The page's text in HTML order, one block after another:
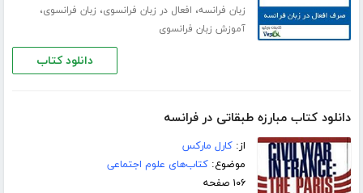
زبان فرانسه، افعال در زبان فرانسوی، زبان فرانسوی،
آموزش زبان فرانسوی
دانلود کتاب
دانلود کتاب مبارزه طبقاتی در فرانسه
از:کارل مارکس
موضوع:کتاب‌های علوم اجتماعی
۱۰۶ صفحه